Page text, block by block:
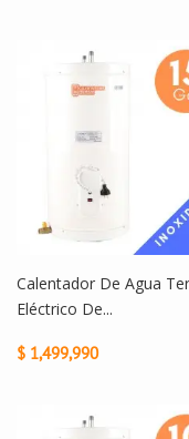
Calentador De Agua
Eléctrico De...
$ 1,499,990